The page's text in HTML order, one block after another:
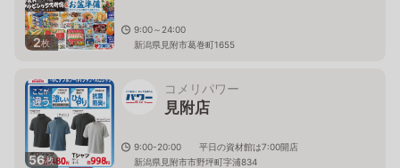
2枚
9:00～24:00
新潟県見附市葛巻町1655
56枚
コメリパワー
見附店
9:00-20:00 平日の資材館は7:00開店
新潟県見附市市野坪町字浦834